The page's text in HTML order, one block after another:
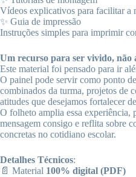
Vídeos explicativos para facilitar a
✨ Guia de impressão
Instruções simples para imprimir
Um recurso para ser vivido, não
Este material foi pensado para ir
O painel pode servir como ponto
combinados da turma, projetos de
atitudes que desejamos fortalecer
O folheto amplia essa experiência,
mensagem consigo e reflita sobre
concretas no cotidiano escolar.
Detalhes Técnicos:
📄 Material 100% digital (PDF)